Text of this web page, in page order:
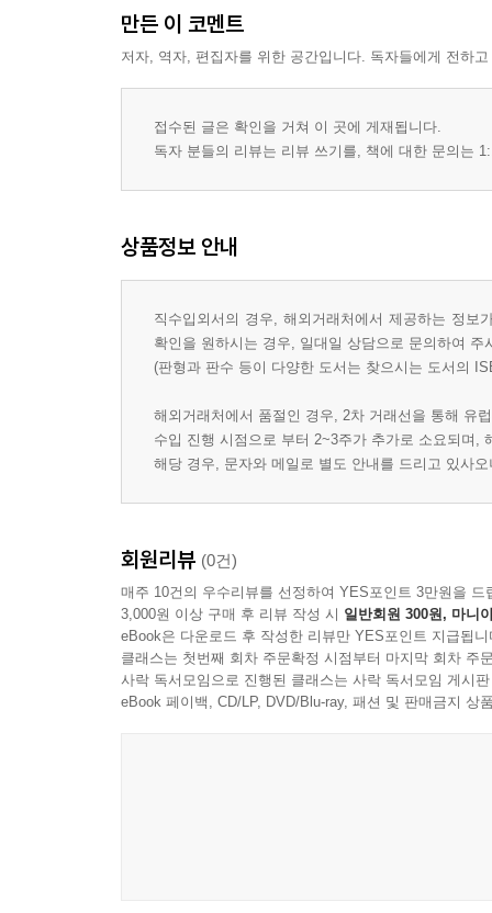
만든 이 코멘트
저자, 역자, 편집자를 위한 공간입니다. 독자들에게 전하
접수된 글은 확인을 거쳐 이 곳에 게재됩니다.
독자 분들의 리뷰는 리뷰 쓰기를, 책에 대한 문의는
상품정보 안내
직수입외서의 경우, 해외거래처에서 제공하는 정
확인을 원하시는 경우, 일대일 상담으로 문의하여 주
(판형과 판수 등이 다양한 도서는 찾으시는 도서의
해외거래처에서 품절인 경우, 2차 거래선을 통해 유
수입 진행 시점으로 부터 2~3주가 추가로 소요되며,
해당 경우, 문자와 메일로 별도 안내를 드리고 있사
회원리뷰 (0건)
매주 10건의 우수리뷰를 선정하여 YES포인트 3만원을 드
3,000원 이상 구매 후 리뷰 작성 시 일반회원 300원, 마니
eBook은 다운로드 후 작성한 리뷰만 YES포인트 지급됩니
클래스는 첫번째 회차 주문확정 시점부터 마지막 회차 주
사락 독서모임으로 진행된 클래스는 사락 독서모임 게시
eBook 페이백, CD/LP, DVD/Blu-ray, 패션 및 판매금지 상